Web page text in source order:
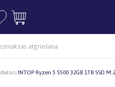
atgriešana
/INTOP Ryzen 5 5500 32GB 1TB SSD